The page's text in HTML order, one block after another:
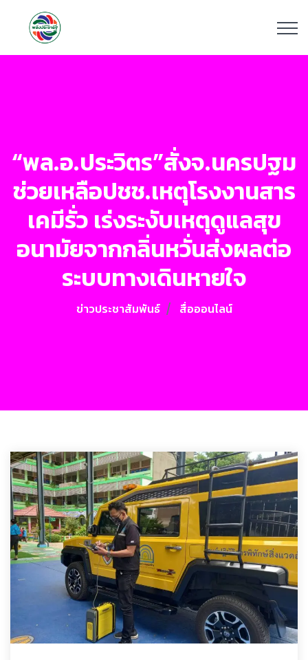
“พล.อ.ประวิตร”สั่งจ.นครปฐม
ช่วยเหลือปชช.เหตุโรงงานสาร
เคมีรั่ว เร่งระงับเหตุดูแลสุข
อนามัยจากกลิ่นหวั่นส่งผลต่อ
ระบบทางเดินหายใจ
ข่าวประชาสัมพันธ์ สื่อออนไลน์